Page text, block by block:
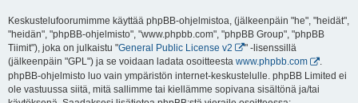
Keskustelufoorumimme käyttää phpBB-ohjelmistoa, (jälkeenpäin "he", "heidät",
"heidän", "phpBB-ohjelmisto", "www.phpbb.com", "phpBB Group", "phpBB
Tiimit"), joka on julkaistu "General Public License v2
" -lisenssillä
(jälkeenpäin "GPL") ja se voidaan ladata osoitteesta www.phpbb.com
.
phpBB-ohjelmisto luo vain ympäristön internet-keskustelulle. phpBB Limited ei
ole vastuussa siitä, mitä sallimme tai kiellämme sopivana sisältönä ja/tai